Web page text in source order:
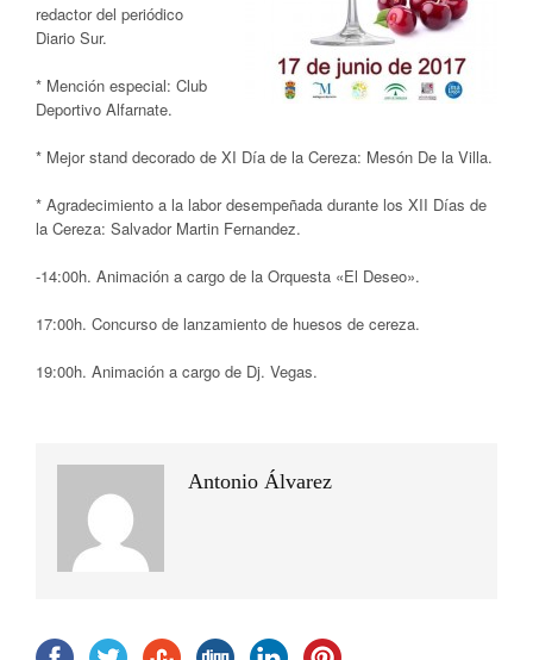
redactor del periódico
Diario Sur.
* Mención especial: Club
Deportivo Alfarnate.
* Mejor stand decorado de XI Día de la Cereza: Mesón De la Villa.
* Agradecimiento a la labor desempeñada durante los XII Días de
la Cereza: Salvador Martin Fernandez.
-14:00h. Animación a cargo de la Orquesta «El Deseo».
17:00h. Concurso de lanzamiento de huesos de cereza.
19:00h. Animación a cargo de Dj. Vegas.
Antonio Álvarez